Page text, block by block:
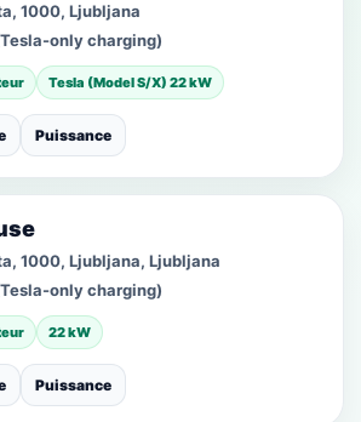
1000, Ljubljana
only charging)
Tesla (Model S/X) 22 kW
Puissance
1000, Ljubljana, Ljubljana
only charging)
22 kW
Puissance